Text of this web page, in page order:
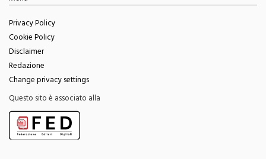
Privacy Policy
Cookie Policy
Disclaimer
Redazione
Change privacy settings
Questo sito è associato alla